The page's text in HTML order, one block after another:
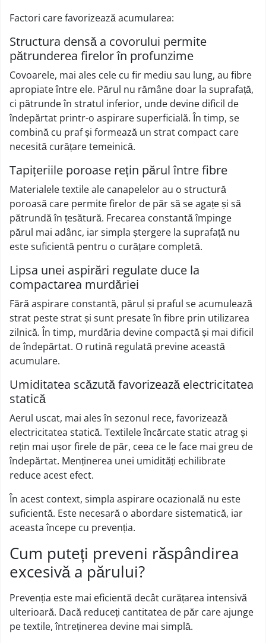
Factori care favorizează acumularea:
Structura densă a covorului permite
pătrunderea firelor în profunzime
Covoarele, mai ales cele cu fir mediu sau lung, au fibre
apropiate între ele. Părul nu rămâne doar la suprafață,
ci pătrunde în stratul inferior, unde devine dificil de
îndepărtat printr-o aspirare superficială. În timp, se
combină cu praf și formează un strat compact care
necesită curățare temeinică.
Tapițeriile poroase rețin părul între fibre
Materialele textile ale canapelelor au o structură
poroasă care permite firelor de păr să se agațe și să
pătrundă în țesătură. Frecarea constantă împinge
părul mai adânc, iar simpla ștergere la suprafață nu
este suficientă pentru o curățare completă.
Lipsa unei aspirări regulate duce la
compactarea murdăriei
Fără aspirare constantă, părul și praful se acumulează
strat peste strat și sunt presate în fibre prin utilizarea
zilnică. În timp, murdăria devine compactă și mai dificil
de îndepărtat. O rutină regulată previne această
acumulare.
Umiditatea scăzută favorizează electricitatea
statică
Aerul uscat, mai ales în sezonul rece, favorizează
electricitatea statică. Textilele încărcate static atrag și
rețin mai ușor firele de păr, ceea ce le face mai greu de
îndepărtat. Menținerea unei umidități echilibrate
reduce acest efect.
În acest context, simpla aspirare ocazională nu este
suficientă. Este necesară o abordare sistematică, iar
aceasta începe cu prevenția.
Cum puteți preveni răspândirea
excesivă a părului?
Prevenția este mai eficientă decât curățarea intensivă
ulterioară. Dacă reduceți cantitatea de păr care ajunge
pe textile, întreținerea devine mai simplă.